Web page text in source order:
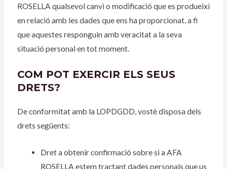
ROSELLA qualsevol canvi o modificació que es produeixi
en relació amb les dades que ens ha proporcionat, a fi
que aquestes responguin amb veracitat a la seva
situació personal en tot moment.
COM POT EXERCIR ELS SEUS
DRETS?
De conformitat amb la LOPDGDD, vostè disposa dels
drets següents:
Dret a obtenir confirmació sobre si a AFA
ROSELLA estem tractant dades personals que us